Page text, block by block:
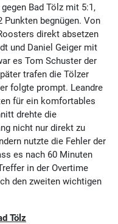
Bad Tölz mit 5:1,
begnügen. Von
direkt absetzen
und Daniel Geiger mit
es Tom Schuster der
trafen die Tölzer
folgte prompt. Leandre
für ein komfortables
drehte die
nicht nur direkt zu
nutzte die Fehler der
es nach 60 Minuten
in der Overtime
den zweiten wichtigen
Tölz